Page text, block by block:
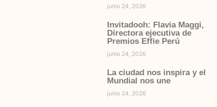
junio 24, 2026
Invitadooh: Flavia Maggi,
Directora ejecutiva de
Premios Effie Perú
junio 24, 2026
La ciudad nos inspira y el
Mundial nos une
junio 24, 2026